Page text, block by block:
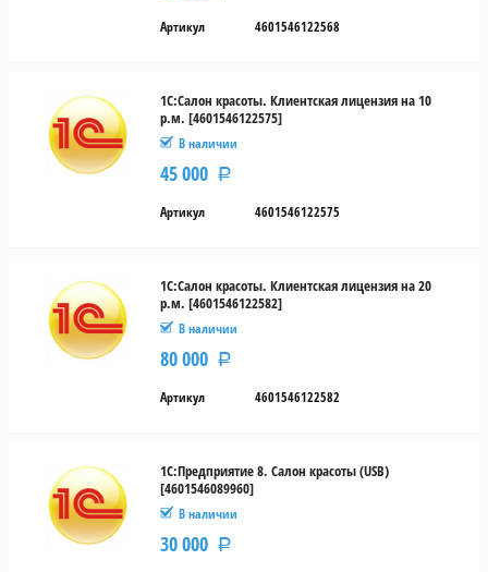
Артикул 4601546122568
1С:Салон красоты. Клиентская лицензия на 10
р.м. [4601546122575]
В наличии
45 000 Р
Артикул 4601546122575
1С:Салон красоты. Клиентская лицензия на 20
р.м. [4601546122582]
В наличии
80 000 Р
Артикул 4601546122582
1С:Предприятие 8. Салон красоты (USB)
[4601546089960]
В наличии
30 000 Р